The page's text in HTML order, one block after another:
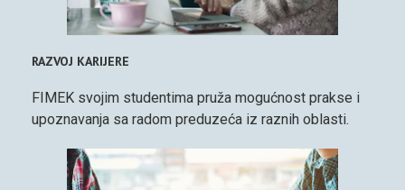
RAZVOJ KARIJERE
FIMEK svojim studentima pruža mogućnost prakse i
upoznavanja sa radom preduzeća iz raznih oblasti.